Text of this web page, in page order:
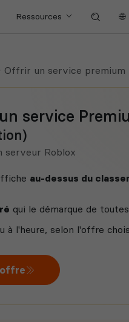
Ressources
Offrir un service premium
service
serveur Roblox
au-dessus du
qui le démarque de
à l'heure, selon l'offre
offre